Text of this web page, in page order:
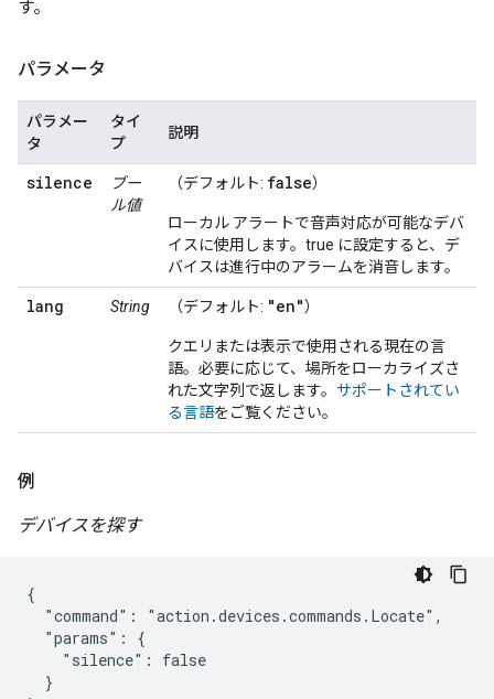
す。
パラメータ
パラメー
タ
タイ
プ
説明
silence
ブー
ル値
（デフォルト: false）
ローカル アラートで音声対応が可能なデバ
イスに使用します。true に設定すると、デ
バイスは進行中のアラームを消音します。
lang String （デフォルト: "en"）
クエリまたは表示で使用される現在の言
語。必要に応じて、場所をローカライズさ
れた文字列で返します。 サポートされてい
る言語をご覧ください。
例
デバイスを探す
{
  "command": "action.devices.commands.Locate",
  "params": {
    "silence": false
  }